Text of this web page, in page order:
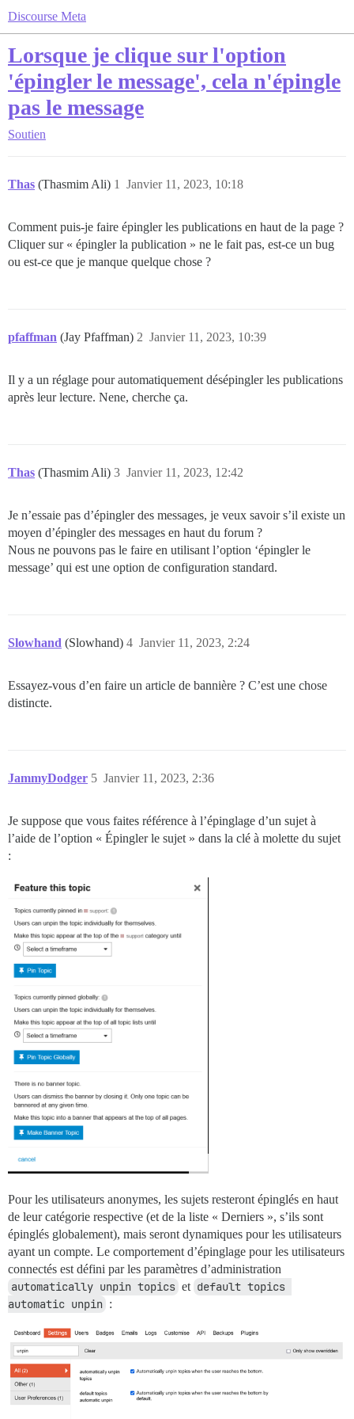
Discourse Meta
Lorsque je clique sur l'option
'épingler le message', cela n'épingle
pas le message
Soutien
Thas (Thasmim Ali) Janvier 11, 2023, 10:18
1
Comment puis-je faire épingler les publications en haut de la page ?
Cliquer sur « épingler la publication » ne le fait pas, est-ce un bug
ou est-ce que je manque quelque chose ?
pfaffman (Jay Pfaffman) Janvier 11, 2023, 10:39
2
Il y a un réglage pour automatiquement désépingler les publications
après leur lecture. Nene, cherche ça.
Thas (Thasmim Ali) Janvier 11, 2023, 12:42
3
Je n’essaie pas d’épingler des messages, je veux savoir s’il existe un
moyen d’épingler des messages en haut du forum ?
Nous ne pouvons pas le faire en utilisant l’option ‘épingler le
message’ qui est une option de configuration standard.
Slowhand (Slowhand) Janvier 11, 2023, 2:24
4
Essayez-vous d’en faire un article de bannière ? C’est une chose
distincte.
JammyDodger Janvier 11, 2023, 2:36
5
Je suppose que vous faites référence à l’épinglage d’un sujet à
l’aide de l’option « Épingler le sujet » dans la clé à molette du sujet
:
Pour les utilisateurs anonymes, les sujets resteront épinglés en haut
de leur catégorie respective (et de la liste « Derniers », s’ils sont
épinglés globalement), mais seront dynamiques pour les utilisateurs
ayant un compte. Le comportement d’épinglage pour les utilisateurs
connectés est défini par les paramètres d’administration
automatically unpin topics et default topics
automatic unpin :